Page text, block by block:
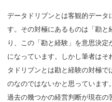
データドリブンとは客観的データ
す。その対極にあるものは「勘と
り、この「勘と経験」を意思決
になっています。しかし筆者は
タドリブンとは勘と経験の対極で
のなのではないかと思っています
過去の幾つかの経営判断が現在の